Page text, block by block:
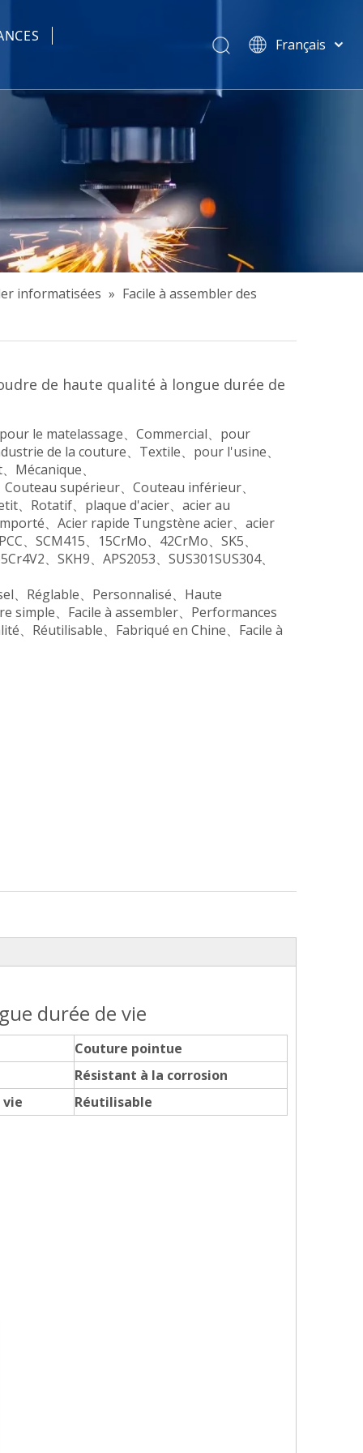
Français
हिन्दी
informatisées » Facile à assembler des
de haute qualité à longue durée de
le matelassage、Commercial、pour
de la couture、Textile、pour l'usine、
Mécanique、
supérieur、Couteau inférieur、
、Rotatif、plaque d'acier、acier au
、Acier rapide Tungstène acier、acier
、SCM415、15CrMo、42CrMo、SK5、
、SKH9、APS2053、SUS301SUS304、
Réglable、Personnalisé、Haute
simple、Facile à assembler、Performances
、Réutilisable、Fabriqué en Chine、Facile à
durée de vie
Couture pointue
Résistant à la corrosion
vie Réutilisable